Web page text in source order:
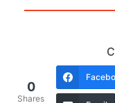
0
Shares